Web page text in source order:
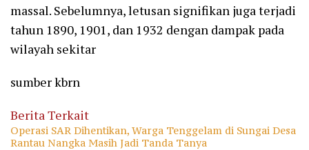
massal. Sebelumnya, letusan signifikan juga terjadi
tahun 1890, 1901, dan 1932 dengan dampak pada
wilayah sekitar
sumber kbrn
Berita Terkait
Operasi SAR Dihentikan, Warga Tenggelam di Sungai Desa
Rantau Nangka Masih Jadi Tanda Tanya